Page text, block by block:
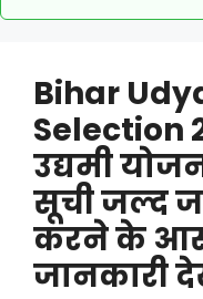
Bihar
Selection
उद्यमी
सूची जल्द
करने के
जानकारी